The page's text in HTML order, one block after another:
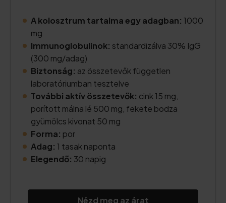
A kolosztrum tartalma egy adagban: 1000
mg
Immunoglobulinok: standardizálva 30% IgG
(300 mg/adag)
Biztonság: az összetevők független
laboratóriumban tesztelve
További aktív összetevők: cink 15 mg,
porított málna lé 500 mg, fekete bodza
gyümölcs kivonat 50 mg
Forma: por
Adag: 1 tasak naponta
Elegendő: 30 napig
Nézd meg az árat